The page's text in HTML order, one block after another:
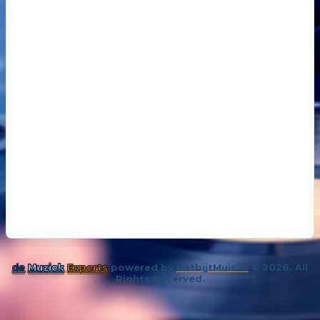
14 oktober
de Muziek Experts powered by KatbijtMuis.nl
© 2026. All
Rights Reserved.